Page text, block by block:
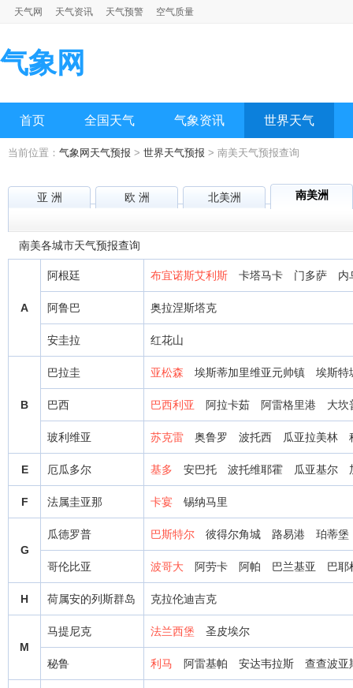
天气网 天气资讯 天气预警 空气质量
气象网
首页 全国天气 气象资讯 世界天气
当前位置： 气象网天气预报 > 世界天气预报 > 南美天气预报查询
亚 洲 欧 洲 北美洲 南美洲
南美各城市天气预报查询
A
阿根廷 布宜诺斯艾利斯 卡塔马卡 门多萨 内
阿鲁巴 奥拉涅斯塔克
安圭拉 红花山
B
巴拉圭 亚松森 埃斯蒂加里维亚元帅镇 埃斯特
巴西 巴西利亚 阿拉卡茹 阿雷格里港 大坎
玻利维亚 苏克雷 奥鲁罗 波托西 瓜亚拉美林
E 厄瓜多尔 基多 安巴托 波托维耶霍 瓜亚基尔
F 法属圭亚那 卡宴 锡纳马里
G
瓜德罗普 巴斯特尔 彼得尔角城 路易港 珀蒂堡
哥伦比亚 波哥大 阿劳卡 阿帕 巴兰基亚 巴耶
H 荷属安的列斯群岛 克拉伦迪吉克
M
马提尼克 法兰西堡 圣皮埃尔
秘鲁 利马 阿雷基帕 安达韦拉斯 查查波亚